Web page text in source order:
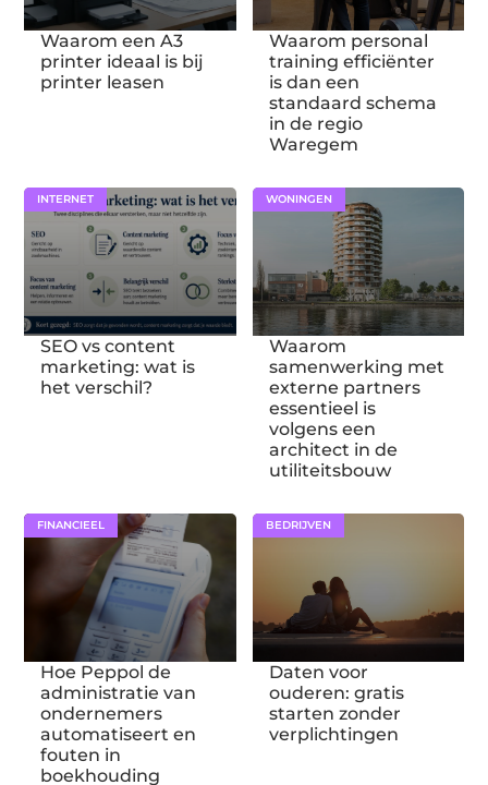
Waarom een A3
printer ideaal is bij
printer leasen
Waarom personal
training efficiënter
is dan een
standaard schema
in de regio
Waregem
INTERNET
SEO vs content
marketing: wat is
het verschil?
WONINGEN
Waarom
samenwerking met
externe partners
essentieel is
volgens een
architect in de
utiliteitsbouw
FINANCIEEL
Hoe Peppol de
administratie van
ondernemers
automatiseert en
fouten in
boekhouding
BEDRIJVEN
Daten voor
ouderen: gratis
starten zonder
verplichtingen